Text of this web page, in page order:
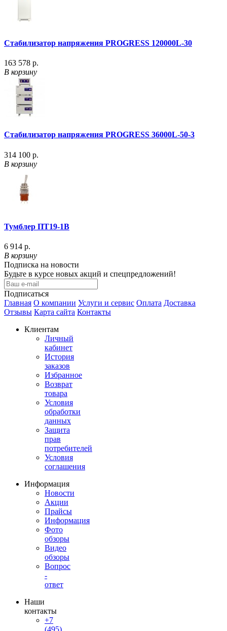
Стабилизатор напряжения PROGRESS 120000L-30
163 578 р.
В корзину
Стабилизатор напряжения PROGRESS 36000L-50-3
314 100 р.
В корзину
Тумблер ПТ19-1В
6 914 р.
В корзину
Подписка на новости
Будьте в курсе новых акций и спецпредложений!
Подписаться
Главная О компании Услуги и сервис Оплата Доставка
Отзывы Карта сайта Контакты
Клиентам
Личный
кабинет
История
заказов
Избранное
Возврат
товара
Условия
обработки
данных
Защита
прав
потребителей
Условия
соглашения
Информация
Новости
Акции
Прайсы
Информация
Фото
обзоры
Видео
обзоры
Вопрос
-
ответ
Наши
контакты
+7